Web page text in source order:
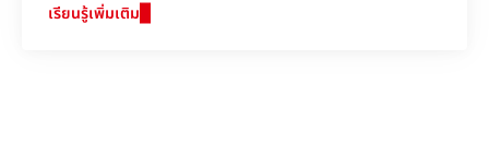
เรียนรู้เพิ่มเติม